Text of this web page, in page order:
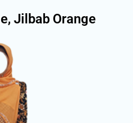
Jilbab Orange